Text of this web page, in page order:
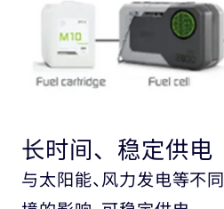
长时间、稳定供电
与太阳能、风力发电等不